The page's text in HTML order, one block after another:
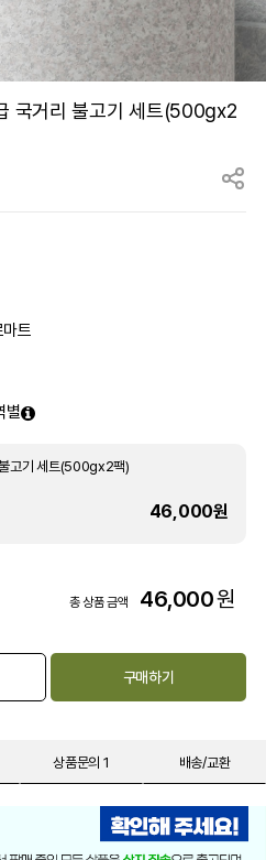
국거리 불고기 세트(500gx2
트
별
고기 세트(500gx2팩)
46,000원
총 상품 금액 46,000원
구매하기
상품문의 1 배송/교환